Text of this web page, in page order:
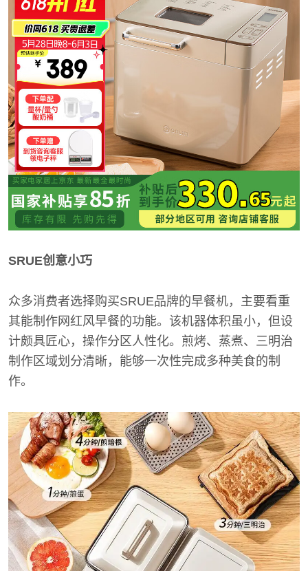
SRUE创意小巧
众多消费者选择购买SRUE品牌的早餐机，主要看重
其能制作网红风早餐的功能。该机器体积虽小，但设
计颇具匠心，操作分区人性化。煎烤、蒸煮、三明治
制作区域划分清晰，能够一次性完成多种美食的制
作。